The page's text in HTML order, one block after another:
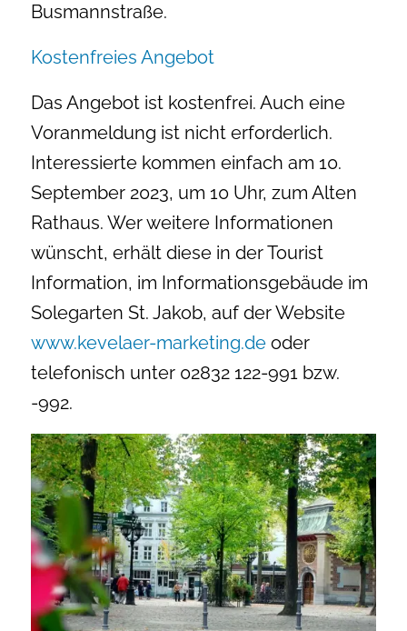
Busmannstraße.
Kostenfreies Angebot
Das Angebot ist kostenfrei. Auch eine
Voranmeldung ist nicht erforderlich.
Interessierte kommen einfach am 10.
September 2023, um 10 Uhr, zum Alten
Rathaus. Wer weitere Informationen
wünscht, erhält diese in der Tourist
Information, im Informationsgebäude im
Solegarten St. Jakob, auf der Website
www.kevelaer-marketing.deoder
telefonisch unter 02832 122-991 bzw.
-992.